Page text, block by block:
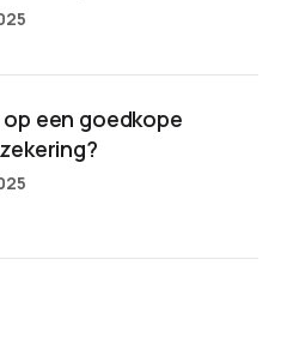
op een goedkope